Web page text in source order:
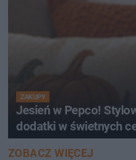
ZAKUPY
Jesień w Pepco!
dodatki w świetnych
ZOBACZ WIĘCEJ